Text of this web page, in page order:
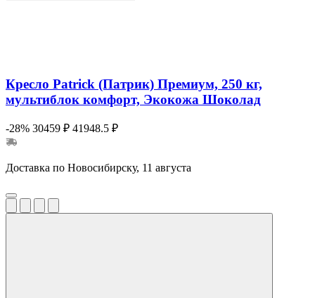
Кресло Patrick (Патрик) Премиум, 250 кг,
мультиблок комфорт, Экокожа Шоколад
-28% 30459 ₽ 41948.5 ₽
Доставка по Новосибирску, 11 августа